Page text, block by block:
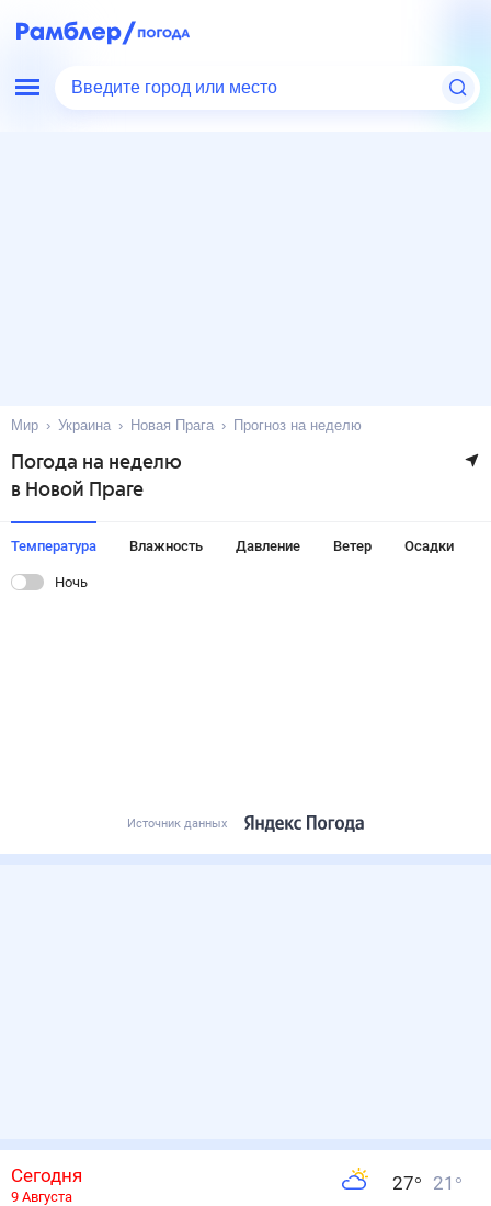
Введите город или место
Мир Украина Новая Прага Прогноз на неделю
Погода на неделю
в Новой Праге
Температура Влажность Давление Ветер Осадки
Ночь
Источник данных
Сегодня
9 Августа
27° 21 °